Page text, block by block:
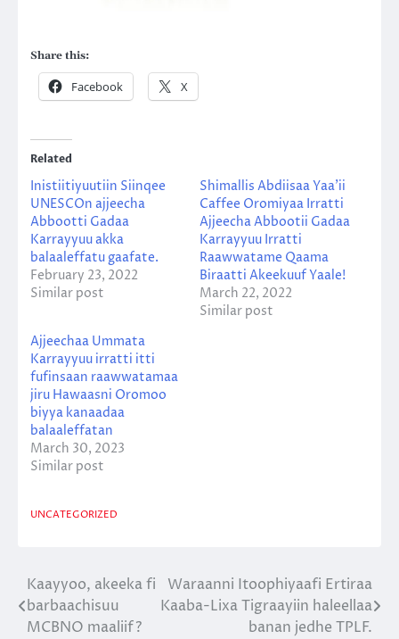
Share this:
Facebook X
Related
Inistiitiyuutiin Siinqee
UNESCOn ajjeecha
Abbootti Gadaa
Karrayyuu akka
balaaleffatu gaafate.
February 23, 2022
Similar post
Shimallis Abdiisaa Yaa’ii
Caffee Oromiyaa Irratti
Ajjeecha Abbootii Gadaa
Karrayyuu Irratti
Raawwatame Qaama
Biraatti Akeekuuf Yaale!
March 22, 2022
Similar post
Ajjeechaa Ummata
Karrayyuu irratti itti
fufinsaan raawwatamaa
jiru Hawaasni Oromoo
biyya kanaadaa
balaaleffatan
March 30, 2023
Similar post
UNCATEGORIZED
Post
navigation
Kaayyoo, akeeka fi
barbaachisuu
MCBNO maaliif?
Waraanni Itoophiyaafi Ertiraa
Kaaba-Lixa Tigraayiin haleellaa
banan jedhe TPLF.